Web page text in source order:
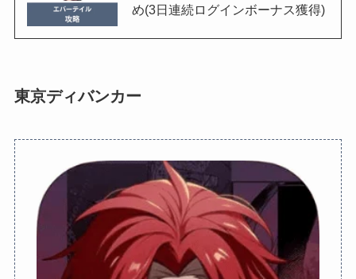
め(3日連続ログインボーナス獲得)
東京ディバンカー